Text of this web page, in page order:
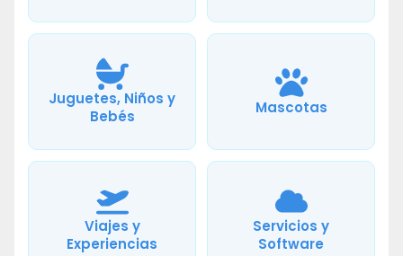
Juguetes, Niños y
Bebés
Mascotas
Viajes y
Experiencias
Servicios y
Software